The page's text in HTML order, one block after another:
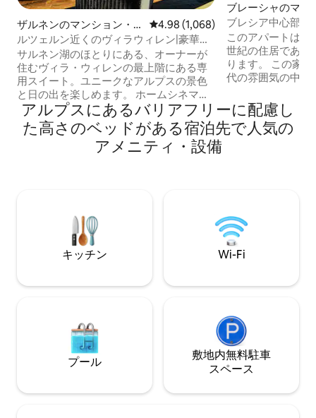
ザルネンのマンション・ア
パート
レビュー1,068件、5つ星中4.98つ
4.98 (1,068)
ルツェルン近くのヴィラウィレン|豪華な
レイクフロントの隠れ家
サルネン湖のほとりにある、オーナーが
住むヴィラ・ウィレンの最上階にある専
用スイート。ユニークなアルプスの景色
と日の出を楽しめます。 ホームシネマ、
パノラマラウンジ、広いキッチンとバス
ルーム（すべて専用エリア）を備えた
広々とした寝室。 3 ～5人のゲストの場
合、1階下にバスルーム付きの専用寝室が
人気のあるAirbnbです。 ほとんどのハイ
ライトは1時間以内に到着します。
ブレーシャのマン
アパート
ブレシア中心部の
Dogeshouse
このアパートは、
世紀の住居である
ります。 この家
代の雰囲気の中で
地のミーティン
ために家を「ビ
ることができます
アルプスにあるバリアフリーに配慮し
た高さのベッドがある宿泊先で人気の
アメニティ・設備
キッチン Wi-Fi
プール
敷地内無料駐⁠車
ス⁠ペ⁠ー⁠ス